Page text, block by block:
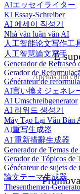
AIエッセイライター
KI Essay-Schreiber
AI 에세이 작성기
Nhà văn luận văn AI
人工智能论文写作工
人工智慧論文寫手
Generador de Refraseo
Gerador de
Générateur de
AI言い換えジェネレ
AI Umschreibgenerator
AI 리워드 생성기
Máy Tạo Lại Văn Bản
AI重写生成器
AI 重新措辭生成器
Generador de Temas de
Gerador de Tópicos de
Générateur de sujets de
論文テーマ生成器
Thesenthemen-
É
Apenas um